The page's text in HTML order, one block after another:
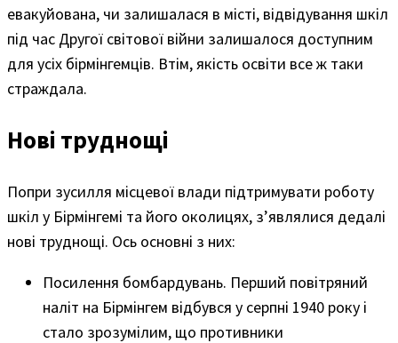
евакуйована, чи залишалася в місті, відвідування шкіл
під час Другої світової війни залишалося доступним
для усіх бірмінгемців. Втім, якість освіти все ж таки
страждала.
Нові труднощі
Попри зусилля місцевої влади підтримувати роботу
шкіл у Бірмінгемі та його околицях, з’являлися дедалі
нові труднощі. Ось основні з них:
Посилення бомбардувань. Перший повітряний
наліт на Бірмінгем відбувся у серпні 1940 року і
стало зрозумілим, що противники